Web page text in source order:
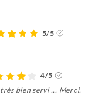
5/5
4/5
bien servi ... Merci.